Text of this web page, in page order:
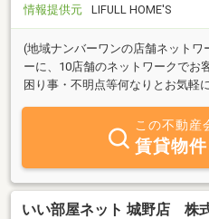
情報提供元
LIFULL HOME'S
(地域ナンバーワンの店舗ネットワ
ーに、10店舗のネットワークでお
困り事・不明点等何なりとお気軽
この不動産
賃貸物
いい部屋ネット 城野店 株